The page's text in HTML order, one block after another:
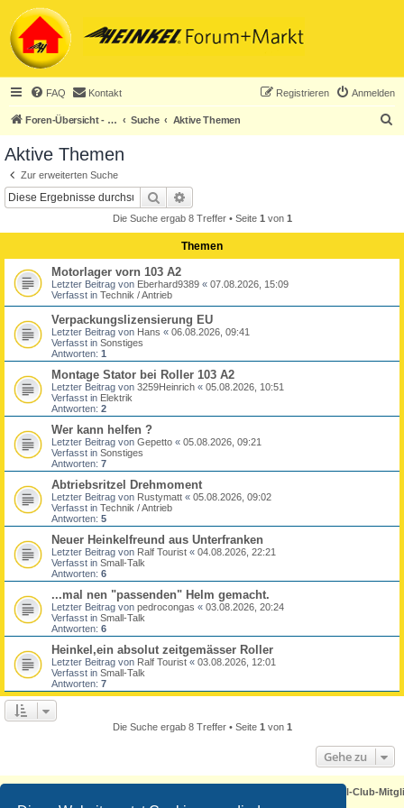
FAQ Kontakt Anmelden
Registrieren
Foren-Übersicht - ACHTUNG! Neuregistrierung nur noch für Heinkel-Club-Mitglieder! Suche Aktive Themen
Aktive Themen
Zur erweiterten Suche
Suche
Die Suche ergab 8 Treffer • Seite 1 von 1
Themen
Motorlager vorn 103 A2
Letzter Beitrag von Eberhard9389 « 07.08.2026, 15:09
Verfasst in Technik / Antrieb
Verpackungslizensierung EU
Letzter Beitrag von Hans « 06.08.2026, 09:41
Verfasst in Sonstiges
Antworten: 1
Montage Stator bei Roller 103 A2
Letzter Beitrag von 3259Heinrich « 05.08.2026, 10:51
Verfasst in Elektrik
Antworten: 2
Wer kann helfen ?
Letzter Beitrag von Gepetto « 05.08.2026, 09:21
Verfasst in Sonstiges
Antworten: 7
Abtriebsritzel Drehmoment
Letzter Beitrag von Rustymatt « 05.08.2026, 09:02
Verfasst in Technik / Antrieb
Antworten: 5
Neuer Heinkelfreund aus Unterfranken
Letzter Beitrag von Ralf Tourist « 04.08.2026, 22:21
Verfasst in Small-Talk
Antworten: 6
...mal nen "passenden" Helm gemacht.
Letzter Beitrag von pedrocongas « 03.08.2026, 20:24
Verfasst in Small-Talk
Antworten: 6
Heinkel,ein absolut zeitgemässer Roller
Letzter Beitrag von Ralf Tourist « 03.08.2026, 12:01
Verfasst in Small-Talk
Antworten: 7
Die Suche ergab 8 Treffer • Seite 1 von 1
Gehe zu
Foren-Übersicht - ACHTUNG! Neuregistrierung nur noch für Heinkel-Club-